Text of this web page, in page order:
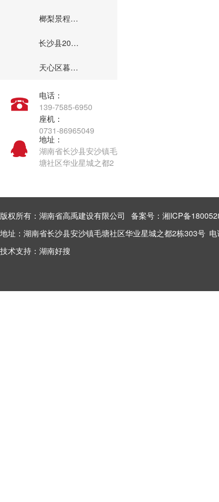
榔梨景程…
长沙县20…
天心区暮…
电话：
139-7585-6950
座机：
0731-86965049
地址：
湖南省长沙县安沙镇毛
塘社区华业星城之都2
版权所有：湖南省高禹建设有限公司 备案号： 湘ICP备
地址：湖南省长沙县安沙镇毛塘社区华业星城之都2栋303号
技术支持： 湖南好搜